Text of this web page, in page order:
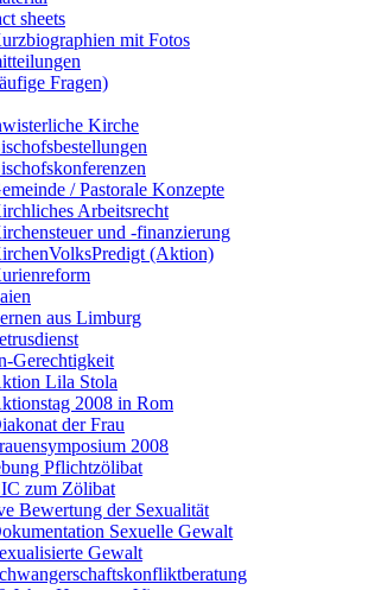
sheets
mit Fotos
Fragen)
Kirche
/ Pastorale Konzepte
Arbeitsrecht
und -finanzierung
(Aktion)
aus Limburg
Gerechtigkeit
Lila Stola
2008 in Rom
der Frau
2008
Pflichtzölibat
zum Zölibat
Bewertung der Sexualität
Sexuelle Gewalt
Gewalt